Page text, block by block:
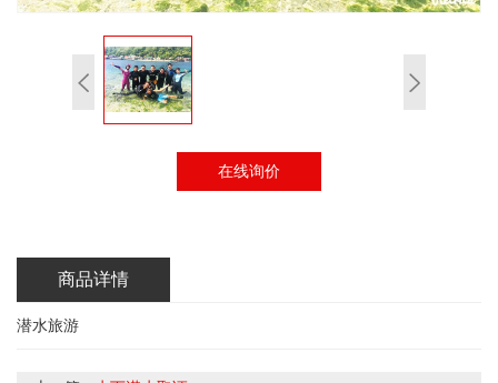
在线询价
商品详情
潜水旅游